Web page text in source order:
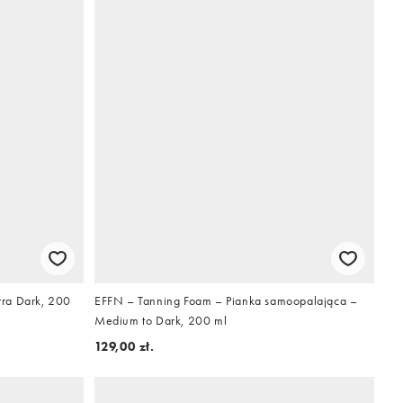
Dark, 200
EFFN – Tanning Foam – Pianka samoopalająca –
Medium to Dark, 200 ml
129,00 zł.